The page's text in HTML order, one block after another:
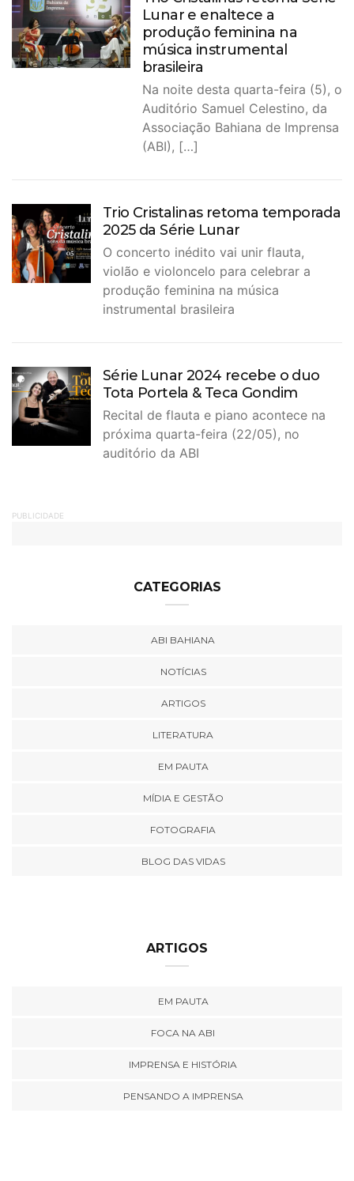
Lunar e enaltece a
produção feminina na
música instrumental
brasileira
Na noite desta quarta-feira (5), o
Auditório Samuel Celestino, da
Associação Bahiana de Imprensa
(ABI), […]
Trio Cristalinas retoma temporada
2025 da Série Lunar
O concerto inédito vai unir flauta,
violão e violoncelo para celebrar a
produção feminina na música
instrumental brasileira
Série Lunar 2024 recebe o duo
Tota Portela & Teca Gondim
Recital de flauta e piano acontece na
próxima quarta-feira (22/05), no
auditório da ABI
PUBLICIDADE
CATEGORIAS
ABI BAHIANA
NOTÍCIAS
ARTIGOS
LITERATURA
EM PAUTA
MÍDIA E GESTÃO
FOTOGRAFIA
BLOG DAS VIDAS
ARTIGOS
EM PAUTA
FOCA NA ABI
IMPRENSA E HISTÓRIA
PENSANDO A IMPRENSA